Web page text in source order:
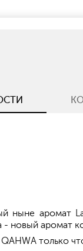
ныне аромат
- новый аромат
QAHWA только